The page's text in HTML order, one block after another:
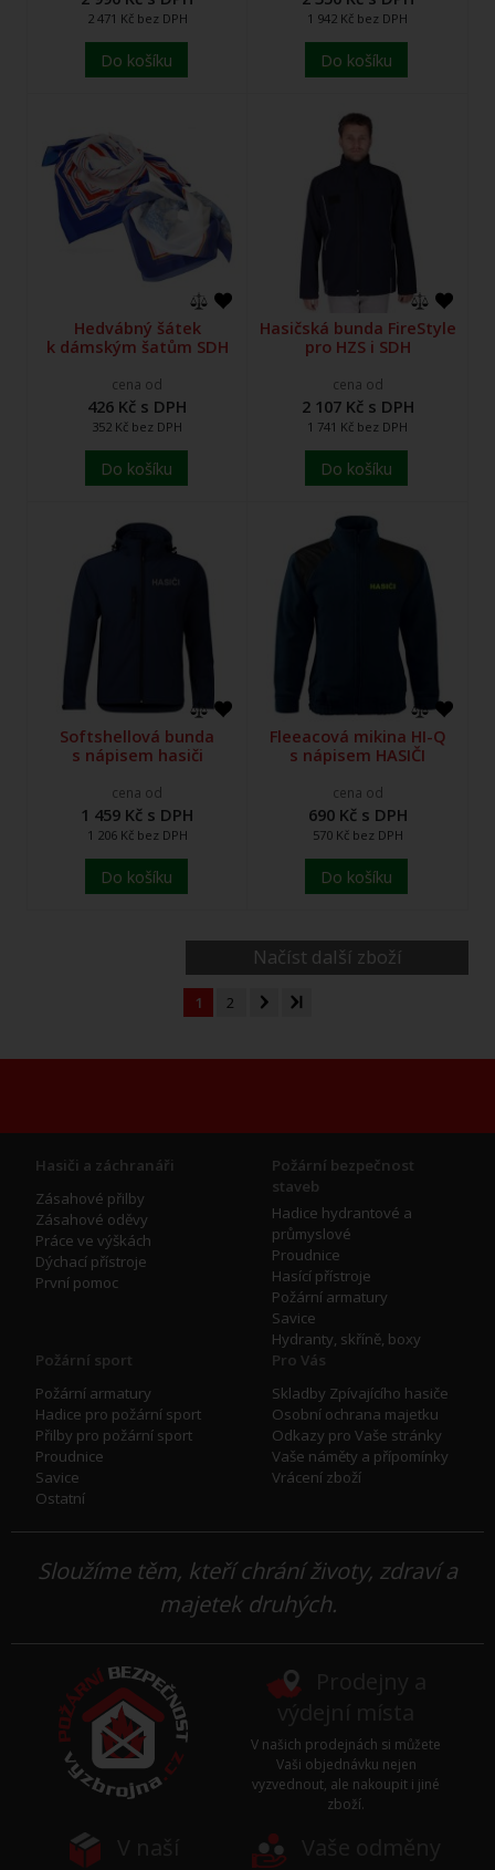
2 471 Kč bez DPH
Do košíku
1 942 Kč bez DPH
Do košíku
Hedvábný šátek
k dámským šatům SDH
cena od
426 Kč s DPH
352 Kč bez DPH
Do košíku
Hasičská bunda FireStyle
pro HZS i SDH
cena od
2 107 Kč s DPH
1 741 Kč bez DPH
Do košíku
Softshellová bunda
s nápisem hasiči
cena od
1 459 Kč s DPH
1 206 Kč bez DPH
Do košíku
Fleeacová mikina HI-Q
s nápisem HASIČI
cena od
690 Kč s DPH
570 Kč bez DPH
Do košíku
Načíst další zboží
1 2
Hasiči a záchranáři
Zásahové přilby
Zásahové oděvy
Práce ve výškách
Dýchací přístroje
První pomoc
Požární bezpečnost
staveb
Hadice hydrantové a
průmyslové
Proudnice
Hasící přístroje
Požární armatury
Savice
Hydranty, skříně, boxy
Požární sport
Požární armatury
Hadice pro požární sport
Přilby pro požární sport
Proudnice
Savice
Ostatní
Pro Vás
Skladby Zpívajícího hasiče
Osobní ochrana majetku
Odkazy pro Vaše stránky
Vaše náměty a přípomínky
Vrácení zboží
Sloužíme těm, kteří chrání životy, zdraví a
majetek druhých.
V našich prodejnách si můžete
Vaši objednávku nejen
vyzvednout, ale nakoupit i jiné
zboží.